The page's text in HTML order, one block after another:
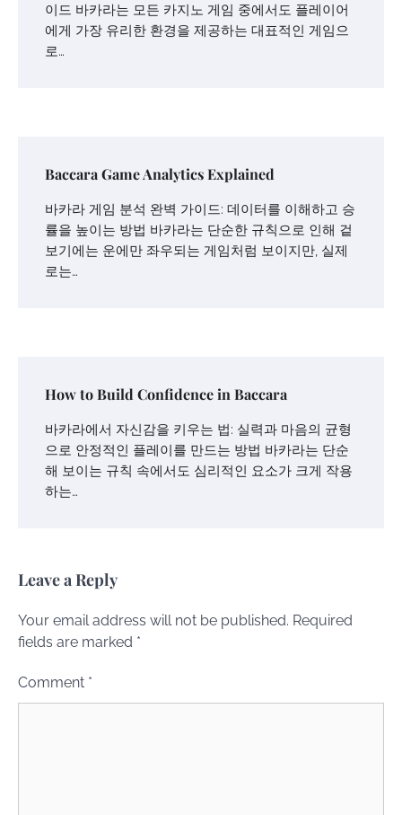
이드 바카라는 모든 카지노 게임 중에서도 플레이어
에게 가장 유리한 환경을 제공하는 대표적인 게임으
로…
Baccara Game Analytics Explained
바카라 게임 분석 완벽 가이드: 데이터를 이해하고 승
률을 높이는 방법 바카라는 단순한 규칙으로 인해 겉
보기에는 운에만 좌우되는 게임처럼 보이지만, 실제
로는…
How to Build Confidence in Baccara
바카라에서 자신감을 키우는 법: 실력과 마음의 균형
으로 안정적인 플레이를 만드는 방법 바카라는 단순
해 보이는 규칙 속에서도 심리적인 요소가 크게 작용
하는…
Leave a Reply
Your email address will not be published. Required
fields are marked *
Comment *